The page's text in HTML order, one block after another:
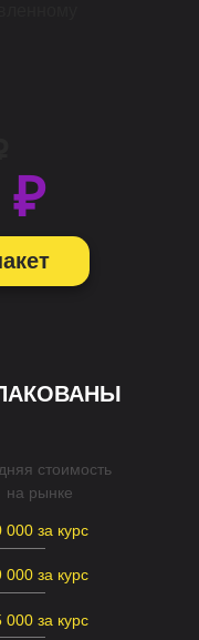
₽
000 за курс
000 за курс
000 за курс
стоимость
на рынке